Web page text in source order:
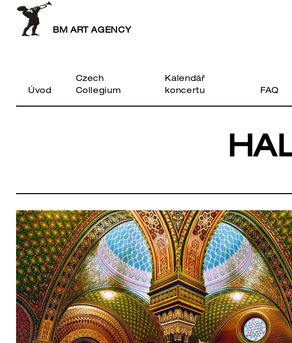
BM ART AGENCY
Úvod
Czech
Collegium
Kalendář
koncertu
FAQ